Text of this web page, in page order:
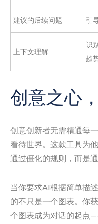
建议的后续问题 引
上下文理解
识
趋
创意之心
创意创新者无需精通每
看待世界。这款工具为
通过僵化的规则，而是
当你要求AI根据简单描
的不只是一个图表。你
个图表成为对话的起点